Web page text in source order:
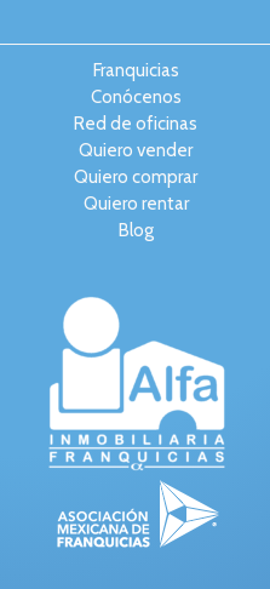
Franquicias
Conócenos
Red de oficinas
Quiero vender
Quiero comprar
Quiero rentar
Blog